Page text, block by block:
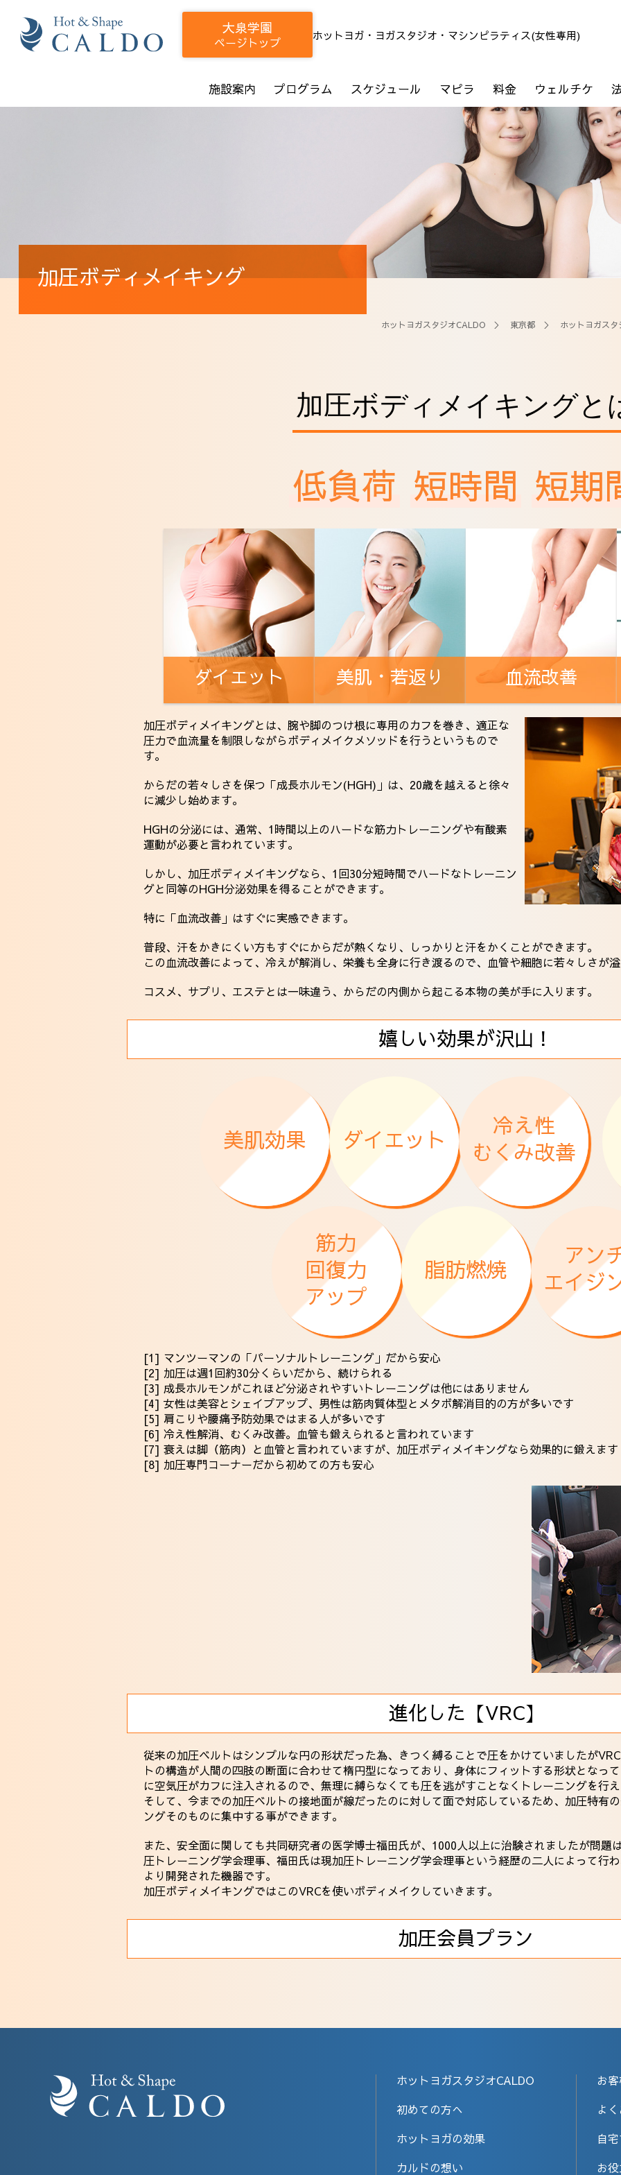
大泉学園
ページトップ ホットヨガ・ヨガスタジオ・マシンピラティス(女性専用)
施設案内 プログラム スケジュール マピラ 料金 ウェルチケ
加圧ボディメイキング
ホットヨガスタジオCALDO ＞ 東京都 ＞ ホットヨガス
加圧ボディメイキングと
低負荷 短時間 短期
ダイエット 美肌・若返り 血流改善
加圧ボディメイキングとは、腕や脚のつけ根に専用のカフを巻き、適正な
圧力で血流量を制限しながらボディメイクメソッドを行うというもので
す。
からだの若々しさを保つ「成長ホルモン(HGH)」は、20歳を越えると徐々
に減少し始めます。
HGHの分泌には、通常、1時間以上のハードな筋力トレーニングや有酸素
運動が必要と言われています。
しかし、加圧ボディメイキングなら、1回30分短時間でハードなトレーニン
グと同等のHGH分泌効果を得ることができます。
特に「血流改善」はすぐに実感できます。
普段、汗をかきにくい方もすぐにからだが熱くなり、しっかりと汗をかくことができます。
この血流改善によって、冷えが解消し、栄養も全身に行き渡るので、血管や細胞に若々しさが
コスメ、サプリ、エステとは一味違う、からだの内側から起こる本物の美が手に入ります。
嬉しい効果が沢山！
美肌効果 ダイエット
冷え性
むくみ改善
筋力
回復力
アップ
脂肪燃焼
アン
エイジ
[1] マンツーマンの「パーソナルトレーニング」だから安心
[2] 加圧は週1回約30分くらいだから、続けられる
[3] 成長ホルモンがこれほど分泌されやすいトレーニングは他にはありません
[4] 女性は美容とシェイプアップ、男性は筋肉質体型とメタボ解消目的の方が多いです
[5] 肩こりや腰痛予防効果ではまる人が多いです
[6] 冷え性解消、むくみ改善。血管も鍛えられると言われています
[7] 衰えは脚（筋肉）と血管と言われていますが、加圧ボディメイキングなら効果的に鍛えます
[8] 加圧専門コーナーだから初めての方も安心
進化した【VRC】
従来の加圧ベルトはシンプルな円の形状だった為、きつく縛ることで圧をかけていましたが
トの構造が人間の四肢の断面に合わせて楕円型になっており、身体にフィットする形状となっ
に空気圧がカフに注入されるので、無理に縛らなくても圧を逃がすことなくトレーニングを行
そして、今までの加圧ベルトの接地面が線だったのに対して面で対応しているため、加圧特有
ングそのものに集中する事ができます。
また、安全面に関しても共同研究者の医学博士福田氏が、1000人以上に治験されましたが問題
圧トレーニング学会理事、福田氏は現加圧トレーニング学会理事という経歴の二人によって行
より開発された機器です。
加圧ボディメイキングではこのVRCを使いボディメイクしていきます。
加圧会員プラン
ホットヨガスタジオCALDO
初めての方へ
ホットヨガの効果
カルドの想い
お
よ
自
お